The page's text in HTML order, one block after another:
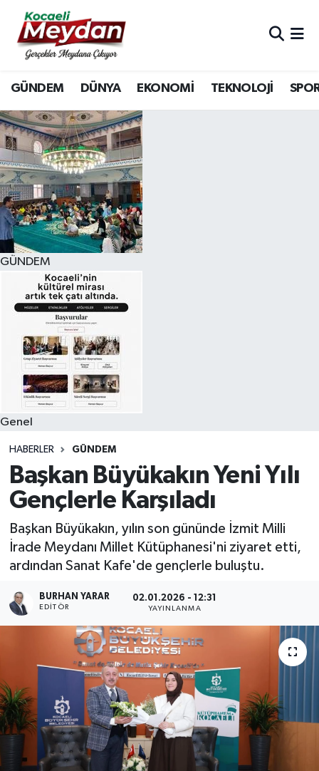
GÜNDEM DÜNYA EKONOMİ TEKNOLOJİ
GÜNDEM
Genel
HABERLER GÜNDEM
Başkan Büyükakın Yeni Yılı
Gençlerle Karşıladı
Başkan Büyükakın, yılın son gününde İzmit Milli
İrade Meydanı Millet Kütüphanesi'ni ziyaret etti,
ardından Sanat Kafe'de gençlerle buluştu.
BURHAN YARAR
EDITÖR
02.01.2026 - 12:31
YAYINLANMA
Nöbetçi Eczaneler
Hava Durumu
Trafik Durumu
Süper Lig Puan Durumu ve Fikstür
Tüm Manşetler
Son Dakika Haberleri
Haber Arşivi